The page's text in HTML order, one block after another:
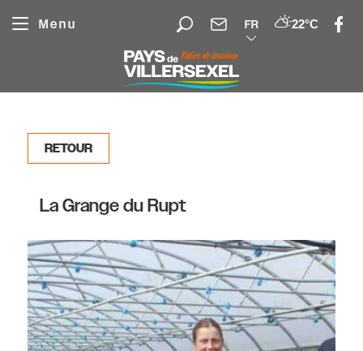
Menu FR 22°C
RETOUR
La Grange du Rupt